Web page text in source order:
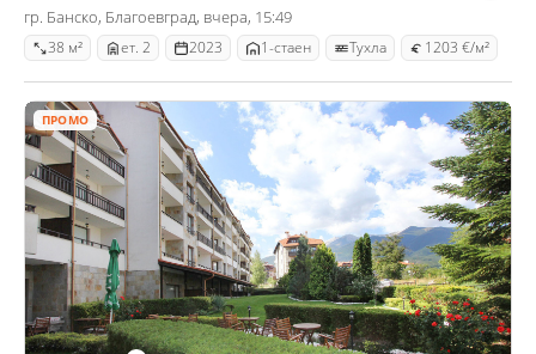
гр. Банско, Благоевград, вчера, 15:49
38 м² ет. 2 2023 1-стаен Тухла 1203 €/м²
ПРОМО